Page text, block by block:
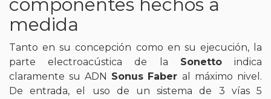
componentes hechos a
medida
Tanto en su concepción como en su ejecución, la
parte electroacústica de la Sonettoindica
claramente su ADN Sonus Faberal máximo nivel.
De entrada, el uso de un sistema de 3 vías 5